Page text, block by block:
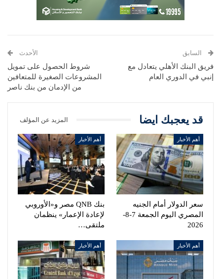
السابق
فريق البنك الأهلي يتعادل مع
إنبي في الدوري العام
الأحدث
شروط الحصول على تمويل
المشروعات الصغيرة للمتعافين
من الإدمان من بنك ناصر
قد يعجبك ايضا المزيد عن المؤلف
أهم الأخبار
سعر الدولار أمام الجنيه
المصري اليوم الجمعة 7-8-
2026
أهم الأخبار
بنك QNB مصر و«الأوروبي
لإعادة الإعمار» ينظمان
ملتقى…
أهم الأخبار أهم الأخبار